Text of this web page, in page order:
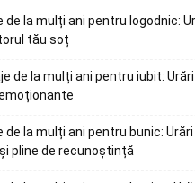
de la mulți ani pentru logodnic:
tău soț
de la mulți ani pentru iubit:
de la mulți ani pentru bunic:
pline de recunoștință